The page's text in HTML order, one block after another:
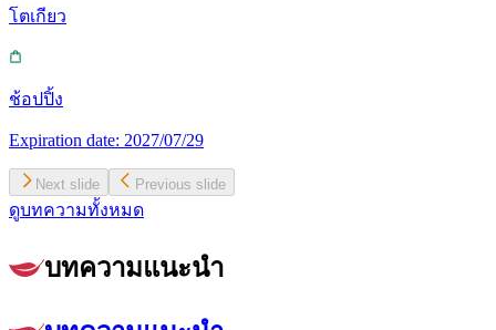
โตเกียว
ช้อปปิ้ง
Expiration date: 2027/07/29
Next slide Previous slide
ดูบทความทั้งหมด
บทความแนะนำ